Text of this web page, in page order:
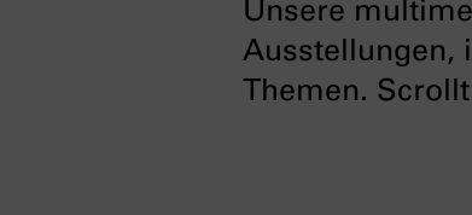
Unsere
Ausstellungen,
Themen.